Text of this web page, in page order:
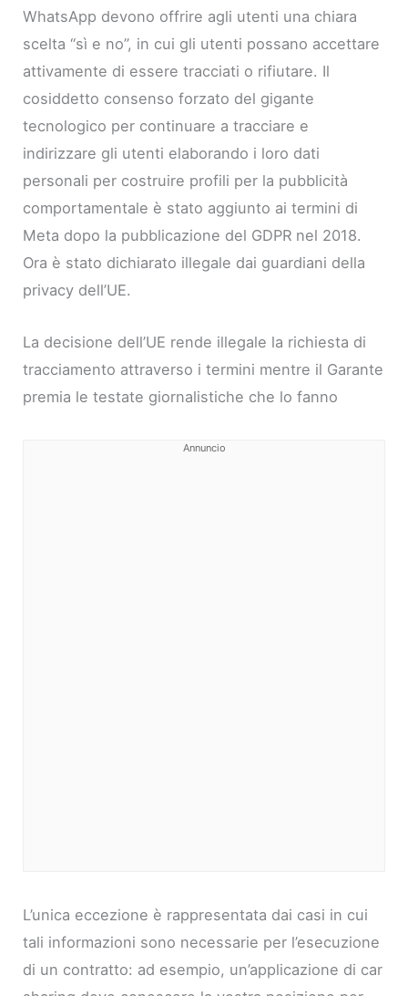
WhatsApp devono offrire agli utenti una chiara
scelta “sì e no”, in cui gli utenti possano accettare
attivamente di essere tracciati o rifiutare. Il
cosiddetto consenso forzato del gigante
tecnologico per continuare a tracciare e
indirizzare gli utenti elaborando i loro dati
personali per costruire profili per la pubblicità
comportamentale è stato aggiunto ai termini di
Meta dopo la pubblicazione del GDPR nel 2018.
Ora è stato dichiarato illegale dai guardiani della
privacy dell’UE.
La decisione dell’UE rende illegale la richiesta di
tracciamento attraverso i termini mentre il Garante
premia le testate giornalistiche che lo fanno
Annuncio
L’unica eccezione è rappresentata dai casi in cui
tali informazioni sono necessarie per l’esecuzione
di un contratto: ad esempio, un’applicazione di car